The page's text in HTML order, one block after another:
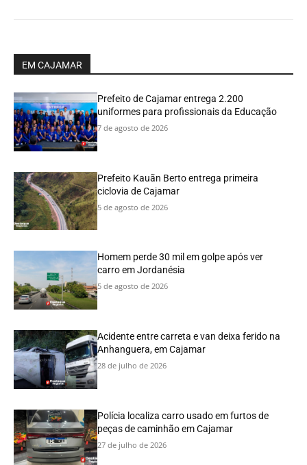
EM CAJAMAR
Prefeito de Cajamar entrega 2.200
uniformes para profissionais da Educação
7 de agosto de 2026
Prefeito Kauãn Berto entrega primeira
ciclovia de Cajamar
5 de agosto de 2026
Homem perde 30 mil em golpe após ver
carro em Jordanésia
5 de agosto de 2026
Acidente entre carreta e van deixa ferido na
Anhanguera, em Cajamar
28 de julho de 2026
Polícia localiza carro usado em furtos de
peças de caminhão em Cajamar
27 de julho de 2026